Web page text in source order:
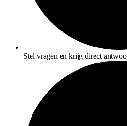
Stel vragen en krijg direct